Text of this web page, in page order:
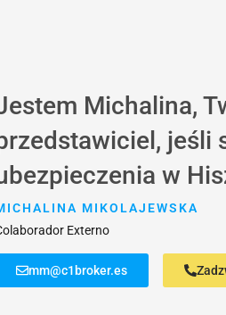
Michalina,
, jeśli
w
MIKOLAJEWSKA
Externo
mm@c1broker.es